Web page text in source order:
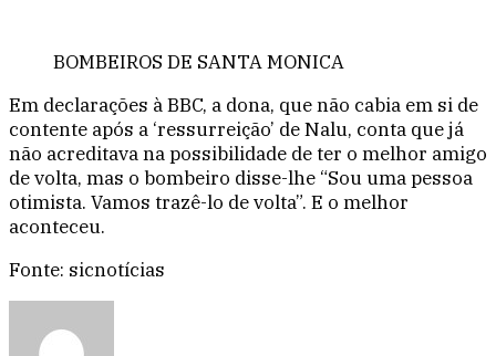
BOMBEIROS DE SANTA MONICA
Em declarações à BBC, a dona, que não cabia em si de
contente após a ‘ressurreição’ de Nalu, conta que já
não acreditava na possibilidade de ter o melhor amigo
de volta, mas o bombeiro disse-lhe “Sou uma pessoa
otimista. Vamos trazê-lo de volta”. E o melhor
aconteceu.
Fonte: sicnotícias